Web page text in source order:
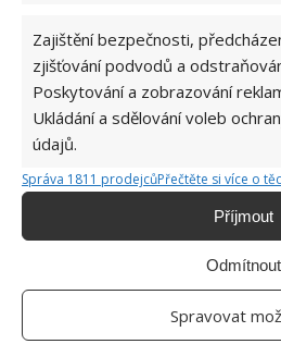
Zajištění bezpečnosti,
zjišťování podvodů a
Poskytování a zobrazování
Ukládání a sdělování voleb
údajů.
Správa 1811 prodejcůPřečtěte si více o
Příjmout
Odmítnout
Spravovat
HOME OFFICE
ZDRAVÍ
SOUVISEJÍCÍ ČLÁNKY